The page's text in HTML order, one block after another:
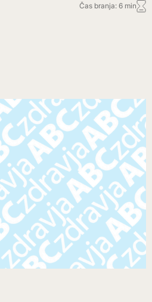
Čas branja: 6 min